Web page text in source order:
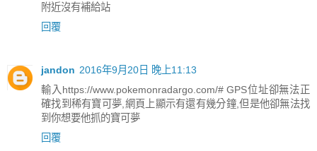
附近沒有補給站
回覆
jandon 2016年9月20日 晚上11:13
輸入https://www.pokemonradargo.com/# GPS位址卻無法正
確找到稀有寶可夢,網頁上顯示有還有幾分鐘,但是他卻無法找
到你想要他抓的寶可夢
回覆